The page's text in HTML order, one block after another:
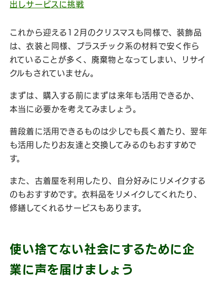
出しサービスに挑戦
これから迎える12月のクリスマスも同様で、装飾品
は、衣装と同様、プラスチック系の材料で安く作ら
れていることが多く、廃棄物となってしまい、リサイ
クルもされていません。
まずは、購入する前にまずは来年も活用できるか、
本当に必要かを考えてみましょう。
普段着に活用できるものは少しでも長く着たり、翌年
も活用したりお友達と交換してみるのもおすすめで
す。
また、古着屋を利用したり、自分好みにリメイクする
のもおすすめです。衣料品をリメイクしてくれたり、
修繕してくれるサービスもあります。
使い捨てない社会にするために企
業に声を届けましょう